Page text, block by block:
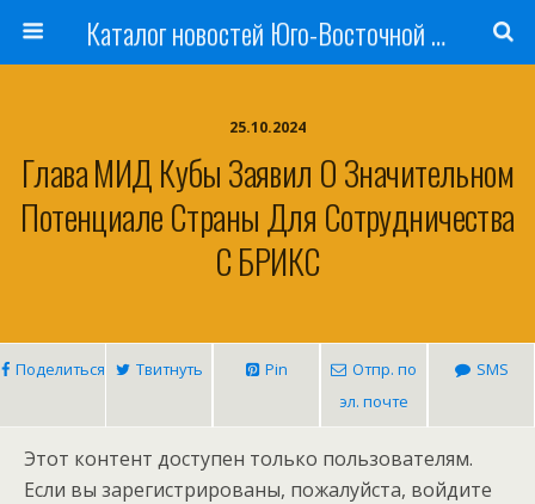
Каталог новостей Юго-Восточной Азии, Австралии и Океании
25.10.2024
Глава МИД Кубы Заявил О Значительном
Потенциале Страны Для Сотрудничества
С БРИКС
Поделиться Твитнуть Pin
Отпр. по
эл. почте
SMS
Этот контент доступен только пользователям.
Если вы зарегистрированы, пожалуйста, войдите